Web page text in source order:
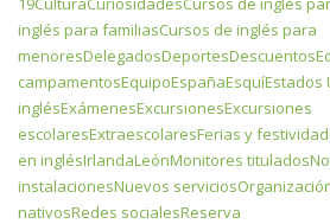
inglés para familiasCursos de inglés para
menoresDelegadosDeportesDescuentos
campamentosEquipoEspañaEsquíEstados
inglésExámenesExcursionesExcursiones
escolaresExtraescolaresFerias y
en inglésIrlandaLeónMonitores titulados
instalacionesNuevos servicios
nativosRedes socialesReserva